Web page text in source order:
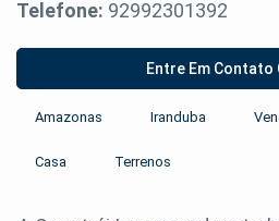
Telefone: 92992301392
Entre Em Contato
Amazonas Iranduba
Casa Terrenos